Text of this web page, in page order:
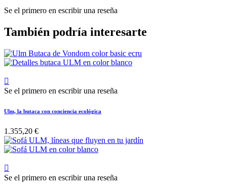
Se el primero en escribir una reseña
También podría interesarte

Se el primero en escribir una reseña
Ulm, la butaca con conciencia ecológica
1.355,20 €

Se el primero en escribir una reseña